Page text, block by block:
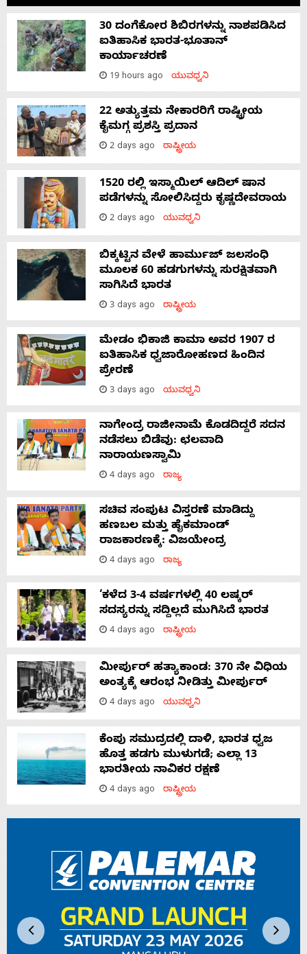
30 ದಂಗೆಕೋರ ಶಿಬಿರಗಳನ್ನು ನಾಶಪಡಿಸಿದ
ಐತಿಹಾಸಿಕ ಭಾರತ-ಭೂತಾನ್
ಕಾರ್ಯಾಚರಣೆ
19 hours ago ಯುವಧ್ವನಿ
22 ಅತ್ಯುತ್ತಮ ನೇಕಾರರಿಗೆ ರಾಷ್ಟ್ರೀಯ
ಕೈಮಗ್ಗ ಪ್ರಶಸ್ತಿ ಪ್ರದಾನ
2 days ago ರಾಷ್ಟ್ರೀಯ
1520 ರಲ್ಲಿ ಇಸ್ಮಾಯಿಲ್ ಆದಿಲ್ ಷಾನ
ಪಡೆಗಳನ್ನು ಸೋಲಿಸಿದ್ದರು ಕೃಷ್ಣದೇವರಾಯ
2 days ago ಯುವಧ್ವನಿ
ಬಿಕ್ಕಟ್ಟಿನ ವೇಳೆ ಹಾರ್ಮುಜ್ ಜಲಸಂಧಿ
ಮೂಲಕ 60 ಹಡಗುಗಳನ್ನು ಸುರಕ್ಷಿತವಾಗಿ
ಸಾಗಿಸಿದೆ ಭಾರತ
3 days ago ರಾಷ್ಟ್ರೀಯ
ಮೇಡಂ ಭಿಕಾಜಿ ಕಾಮಾ ಅವರ 1907 ರ
ಐತಿಹಾಸಿಕ ಧ್ವಜಾರೋಹಣದ ಹಿಂದಿನ
ಪ್ರೇರಣೆ
3 days ago ಯುವಧ್ವನಿ
ನಾಗೇಂದ್ರ ರಾಜೀನಾಮೆ ಕೊಡದಿದ್ದರೆ ಸದನ
ನಡೆಸಲು ಬಿಡೆವು: ಛಲವಾದಿ
ನಾರಾಯಣಸ್ವಾಮಿ
4 days ago ರಾಜ್ಯ
ಸಚಿವ ಸಂಪುಟ ವಿಸ್ತರಣೆ ಮಾಡಿದ್ದು
ಹಣಬಲ ಮತ್ತು ಹೈಕಮಾಂಡ್
ರಾಜಕಾರಣಕ್ಕೆ: ವಿಜಯೇಂದ್ರ
4 days ago ರಾಜ್ಯ
‘ಕಳೆದ 3-4 ವರ್ಷಗಳಲ್ಲಿ 40 ಲಷ್ಕರ್
ಸದಸ್ಯರನ್ನು ಸದ್ದಿಲ್ಲದೆ ಮುಗಿಸಿದೆ ಭಾರತ
4 days ago ರಾಷ್ಟ್ರೀಯ
ಮೀರ್ಪುರ್ ಹತ್ಯಾಕಾಂಡ: 370 ನೇ ವಿಧಿಯ
ಅಂತ್ಯಕ್ಕೆ ಆರಂಭ ನೀಡಿತ್ತು ಮೀರ್ಪುರ್
4 days ago ಯುವಧ್ವನಿ
ಕೆಂಪು ಸಮುದ್ರದಲ್ಲಿ ದಾಳಿ, ಭಾರತ ಧ್ವಜ
ಹೊತ್ತ ಹಡಗು ಮುಳುಗಡೆ; ಎಲ್ಲಾ 13
ಭಾರತೀಯ ನಾವಿಕರ ರಕ್ಷಣೆ
4 days ago ರಾಷ್ಟ್ರೀಯ